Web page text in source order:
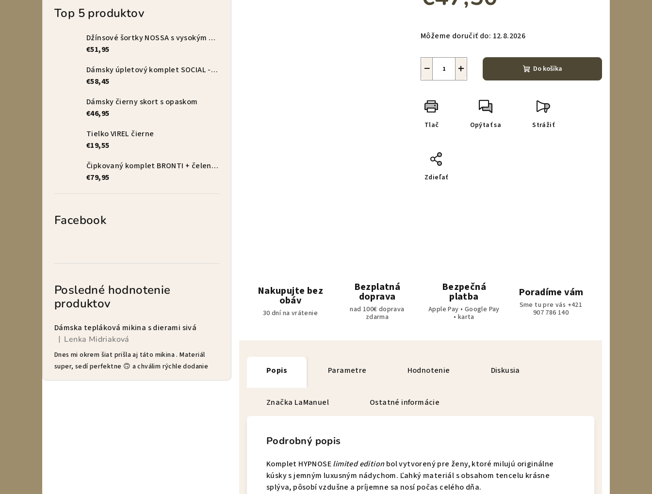
Top 5 produktov
Džínsové šortky NOSSA s vysokým pásom – vanilkové
€51,95
Dámsky úpletový komplet SOCIAL - sivý
€58,45
Dámsky čierny skort s opaskom
€46,95
Tielko VIREL čierne
€19,55
Čipkovaný komplet BRONTI + čelenka zdarma
€79,95
Facebook
Posledné hodnotenie
produktov
Dámska tepláková mikina s dierami sivá
Hodnotenie produktu je 5 z 5 hviezdičiek.
Lenka Midriaková
Dnes mi okrem šiat prišla aj táto mikina . Materiál
super, sedí perfektne 🙃 a chválim rýchle dodanie
cena:
Môžeme doručiť do: 12.8.2026
+
− Do košíka
Tlač Opýtať sa Strážiť
Zdieľať
Nakupujte bez
obáv
30 dní na vrátenie
Bezplatná
doprava
nad 100€ doprava
zdarma
Bezpečná
platba
Apple Pay • Google Pay
• karta
Poradíme vám
Sme tu pre vás +421
907 786 140
Popis Parametre Hodnotenie Diskusia
Značka LaManuel Ostatné informácie
Podrobný popis
Komplet HYPNOSElimited edition bol vytvorený pre ženy, ktoré milujú originálne
kúsky s jemným luxusným nádychom. Ľahký materiál s obsahom tencelu krásne
splýva, pôsobí vzdušne a príjemne sa nosí počas celého dňa.